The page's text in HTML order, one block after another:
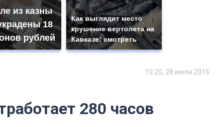
из казны
18
рублей
Как выглядит место
крушение вертолета на
Кавказе: смотреть
10:20, 28 июля 2016
280 часов